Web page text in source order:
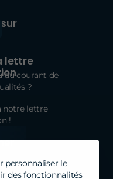
personnaliser le
des fonctionnalités
lettre
au courant de
?
notre lettre
!